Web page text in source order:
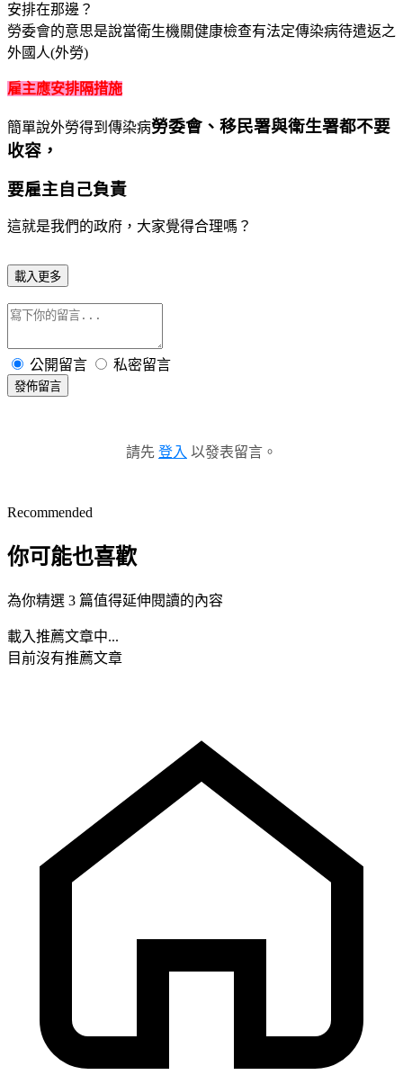
安排在那邊？
勞委會的意思是說當衛生機關健康檢查有法定傳染病待遣返之
外國人(外勞)
雇主應安排隔措施
簡單說外勞得到傳染病勞委會、移民署與衛生署都不要
收容 ，
要雇主自己負責
這就是我們的政府，大家覺得合理嗎？
載入更多
公開留言 私密留言
發佈留言
請先 登入 以發表留言。
Recommended
你可能也喜歡
為你精選 3 篇值得延伸閱讀的內容
載入推薦文章中...
目前沒有推薦文章